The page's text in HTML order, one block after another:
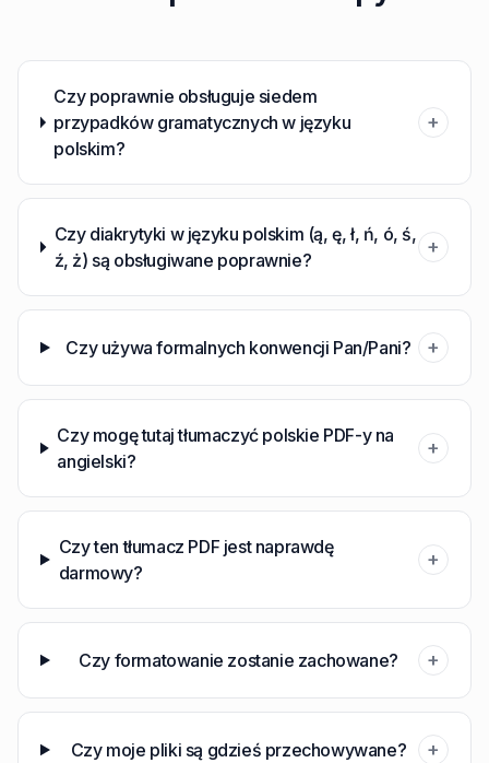
Czy poprawnie obsługuje siedem
przypadków gramatycznych w języku
polskim?
+
Czy diakrytyki w języku polskim (ą, ę, ł, ń, ó, ś,
ź, ż) są obsługiwane poprawnie?
+
Czy używa formalnych konwencji Pan/Pani? +
Czy mogę tutaj tłumaczyć polskie PDF-y na
angielski?
+
Czy ten tłumacz PDF jest naprawdę
darmowy?
+
Czy formatowanie zostanie zachowane? +
Czy moje pliki są gdzieś przechowywane? +